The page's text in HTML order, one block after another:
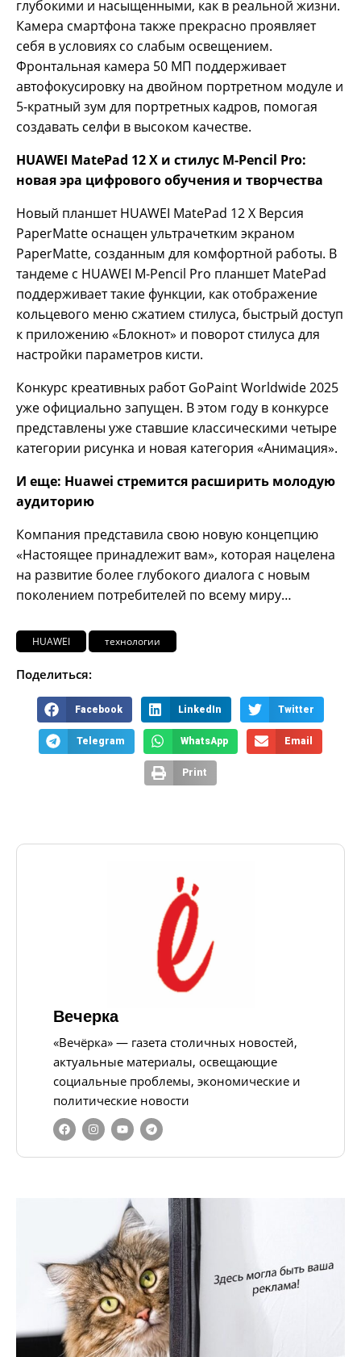
глубокими и насыщенными, как в реальной жизни.
Камера смартфона также прекрасно проявляет
себя в условиях со слабым освещением.
Фронтальная камера 50 МП поддерживает
автофокусировку на двойном портретном модуле и
5-кратный зум для портретных кадров, помогая
создавать селфи в высоком качестве.
HUAWEI MatePad 12 X и стилус M-Pencil Pro:
новая эра цифрового обучения и творчества
Новый планшет HUAWEI MatePad 12 X Версия
PaperMatte оснащен ультрачетким экраном
PaperMatte, созданным для комфортной работы. В
тандеме с HUAWEI M-Pencil Pro планшет MatePad
поддерживает такие функции, как отображение
кольцевого меню сжатием стилуса, быстрый доступ
к приложению «Блокнот» и поворот стилуса для
настройки параметров кисти.
Конкурс креативных работ GoPaint Worldwide 2025
уже официально запущен. В этом году в конкурсе
представлены уже ставшие классическими четыре
категории рисунка и новая категория «Анимация».
И еще: Huawei стремится расширить молодую
аудиторию
Компания представила свою новую концепцию
«Настоящее принадлежит вам», которая нацелена
на развитие более глубокого диалога с новым
поколением потребителей по всему миру…
HUAWEI технологии
Поделиться:
Facebook LinkedIn Twitter
Telegram WhatsApp Email
Print
Вечерка
«Вечёрка» — газета столичных новостей,
актуальные материалы, освещающие
социальные проблемы, экономические и
политические новости